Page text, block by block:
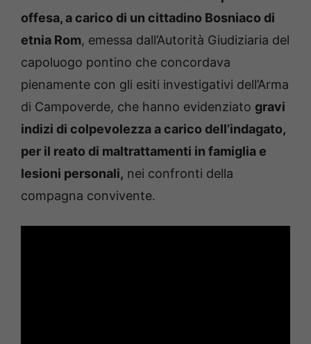
offesa, a carico di un cittadino Bosniaco di
etnia Rom, emessa dall’Autorità Giudiziaria del
capoluogo pontino che concordava
pienamente con gli esiti investigativi dell’Arma
di Campoverde, che hanno evidenziato gravi
indizi di colpevolezza a carico dell’indagato,
per il reato di maltrattamenti in famiglia e
lesioni personali, nei confronti della
compagna convivente.